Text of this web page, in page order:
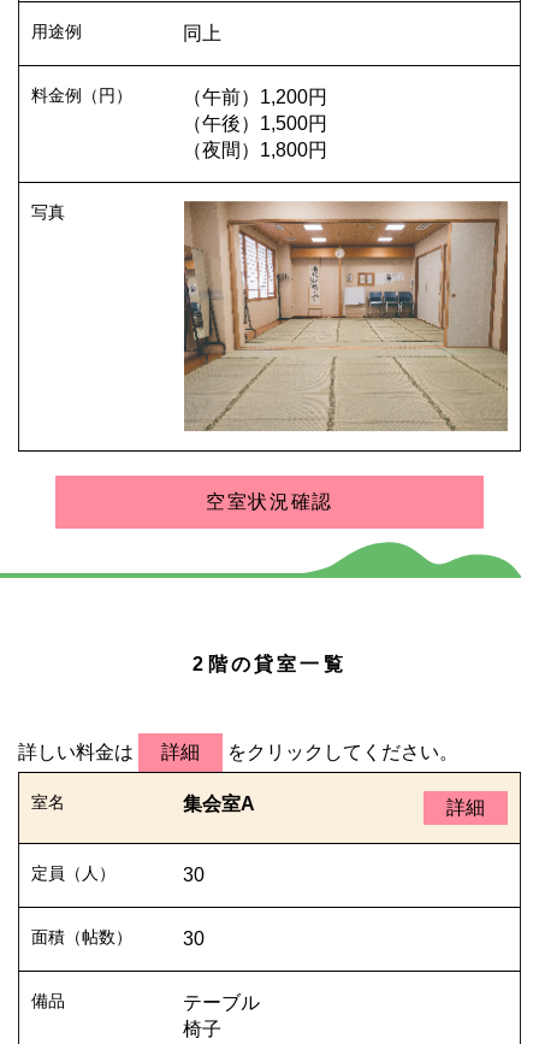
同上
（午前）1,200円
（午後）1,500円
（夜間）1,800円
空室状況確認
2階の貸室一覧
詳しい料金は 詳細 をクリックしてください。
集会室A 詳細
30
30
テーブル
椅子